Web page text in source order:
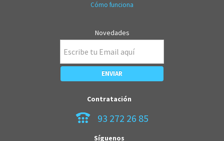
Cómo funciona
Novedades
Contratación
93 272 26 85
Síguenos